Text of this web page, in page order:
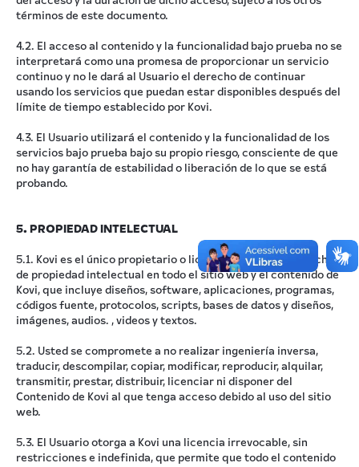
términos de este documento.
4.2. El acceso al contenido y la funcionalidad bajo prueba no se
interpretará como una promesa de proporcionar un servicio
continuo y no le dará al Usuario el derecho de continuar
usando los servicios que puedan estar disponibles después del
límite de tiempo establecido por Kovi.
4.3. El Usuario utilizará el contenido y la funcionalidad de los
servicios bajo prueba bajo su propio riesgo, consciente de que
no hay garantía de estabilidad o liberación de lo que se está
probando.​
5. PROPIEDAD INTELECTUAL
5.1. Kovi es el único propietario o licenciatario de los derechos
de propiedad intelectual en todo el sitio web y el contenido de
Kovi, que incluye diseños, software, aplicaciones, programas,
códigos fuente, protocolos, scripts, bases de datos y diseños,
imágenes, audios. , videos y textos.
5.2. Usted se compromete a no realizar ingeniería inversa,
traducir, descompilar, copiar, modificar, reproducir, alquilar,
transmitir, prestar, distribuir, licenciar ni disponer del
Contenido de Kovi al que tenga acceso debido al uso del sitio
web.
5.3. El Usuario otorga a Kovi una licencia irrevocable, sin
restricciones e indefinida, que permite que todo el contenido